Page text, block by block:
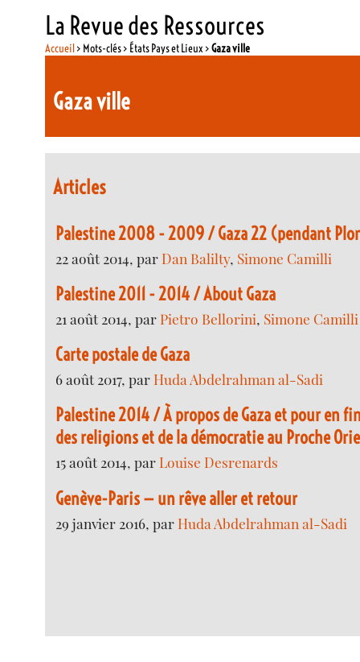
La Revue des Ressources
Accueil> Mots-clés > États Pays et Lieux >Gaza ville
Gaza ville
Articles
Palestine 2008 - 2009 / Gaza 22 (pendant
22 août 2014, parDan Balilty, Simone Camilli
Palestine 2011 - 2014 / About Gaza
21 août 2014, par Pietro Bellorini, Simone Camilli
Carte postale de Gaza
6 août 2017, parHuda Abdelrahman al-Sadi
Palestine 2014 / À propos de Gaza et pour en
des religions et de la démocratie au Proche
15 août 2014, parLouise Desrenards
Genève-Paris — un rêve aller et retour
29 janvier 2016, parHuda Abdelrahman al-Sadi